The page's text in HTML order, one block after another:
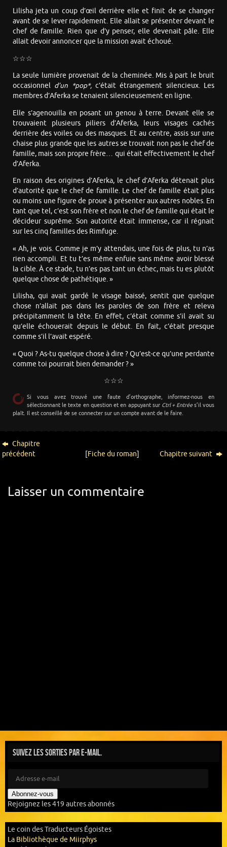
Lilisha jeta un coup d’œil derrière elle et finit de se changer
avant de se lever rapidement. Elle allait se présenter devant le
chef de famille. Rien que d’y penser, elle devenait pâle. Elle
allait devoir annoncer que la mission avait échoué.
☆☆☆
La seule lumière provenait de la cheminée. Mis à part le bruit
occasionnel d’un *pop*,c’était étrangement silencieux. Les
membres d’Aferka se tenaient silencieusement en ligne.
Elle s’agenouilla en posant un genou à terre. Devant elle se
trouvaient plusieurs piliers d’Aferka, leurs visages cachés
derrière des voiles ou des masques. Et au centre, assis sur une
chaise plus grande que les autres se trouvait non pas le chef de
famille, mais son propre frère… qui était effectivement le chef
d’Aferka.
En raison des origines d’Aferka, le chef d’Aferka détenait plus
d’autorité que le chef de famille. Le chef de famille était plus
ou moins une figure de proue à présenter aux autres nobles. En
tant que tel, c’est son frère et non le chef de famille qui était le
décideur suprême. Son autorité était immense, car il régnait
sur les cinq familles des Rimfuge.
« Ah, je vois. Comme je m’y attendais, une fois de plus, tu n’as
rien accompli. Et tu t’es même enfuie sans même avoir blessé
la cible. À ce stade, tu n’es pas tant un échec, mais tu es plutôt
quelque chose de pathétique. »
Lilisha, qui avait gardé le visage baissé, sentit que quelque
chose n’allait pas dans les paroles de son frère et releva
précipitamment la tête. En effet, c’était comme s’il avait su
qu’elle échouerait depuis le début. En fait, c’était presque
comme s’il l’avait espéré.
« Quoi ? As-tu quelque chose à dire ? Qu’est-ce qu’une perdante
comme toi pourrait bien demander ? »
☆☆☆
Si vous avez trouvé une faute d’orthographe, informez-nous en
sélectionnant le texte en question et en appuyant sur Ctrl + Entrées’il vous
plaît. Il est conseillé de se connecter sur un compte avant de le faire.
Chapitre
précédent
[Fiche du roman] Chapitre suivant
Laisser un commentaire
Suivez les sorties par e-mail.
Abonnez-vous
Rejoignez les 419 autres abonnés
Le coin des Traducteurs Égoistes
La Bibliothèque de Miirphys